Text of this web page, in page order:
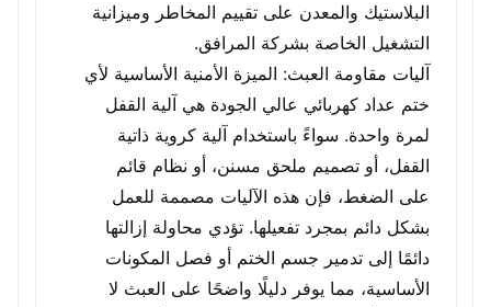
البلاستيك والمعدن على تقييم المخاطر وميزانية
التشغيل الخاصة بشركة المرافق.
آليات مقاومة العبث: الميزة الأمنية الأساسية لأي
ختم عداد كهربائي عالي الجودة هي آلية القفل
لمرة واحدة. سواءً باستخدام آلية كروية ذاتية
القفل، أو تصميم ملحق مسنن، أو نظام قائم
على الضغط، فإن هذه الآليات مصممة للعمل
بشكل دائم بمجرد تفعيلها. تؤدي محاولة إزالتها
دائمًا إلى تدمير جسم الختم أو فصل المكونات
الأساسية، مما يوفر دليلًا واضحًا على العبث لا